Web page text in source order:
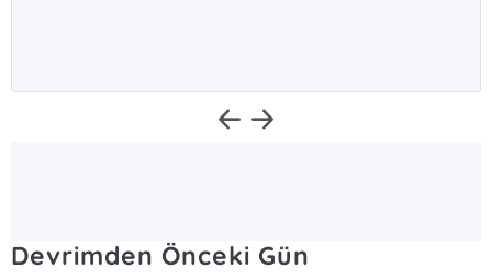
Devrimden Önceki Gün